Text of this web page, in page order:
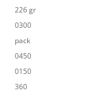
226 gr
0300
pack
0450
0150
360